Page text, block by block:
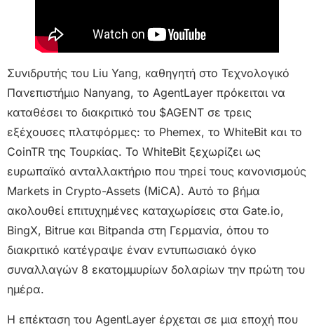
Συνιδρυτής του Liu Yang, καθηγητή στο Τεχνολογικό
Πανεπιστήμιο Nanyang, το AgentLayer πρόκειται να
καταθέσει το διακριτικό του $AGENT σε τρεις
εξέχουσες πλατφόρμες: το Phemex, το WhiteBit και το
CoinTR της Τουρκίας. Το WhiteBit ξεχωρίζει ως
ευρωπαϊκό ανταλλακτήριο που τηρεί τους κανονισμούς
Markets in Crypto-Assets (MiCA). Αυτό το βήμα
ακολουθεί επιτυχημένες καταχωρίσεις στα Gate.io,
BingX, Bitrue και Bitpanda στη Γερμανία, όπου το
διακριτικό κατέγραψε έναν εντυπωσιακό όγκο
συναλλαγών 8 εκατομμυρίων δολαρίων την πρώτη του
ημέρα.
Η επέκταση του AgentLayer έρχεται σε μια εποχή που